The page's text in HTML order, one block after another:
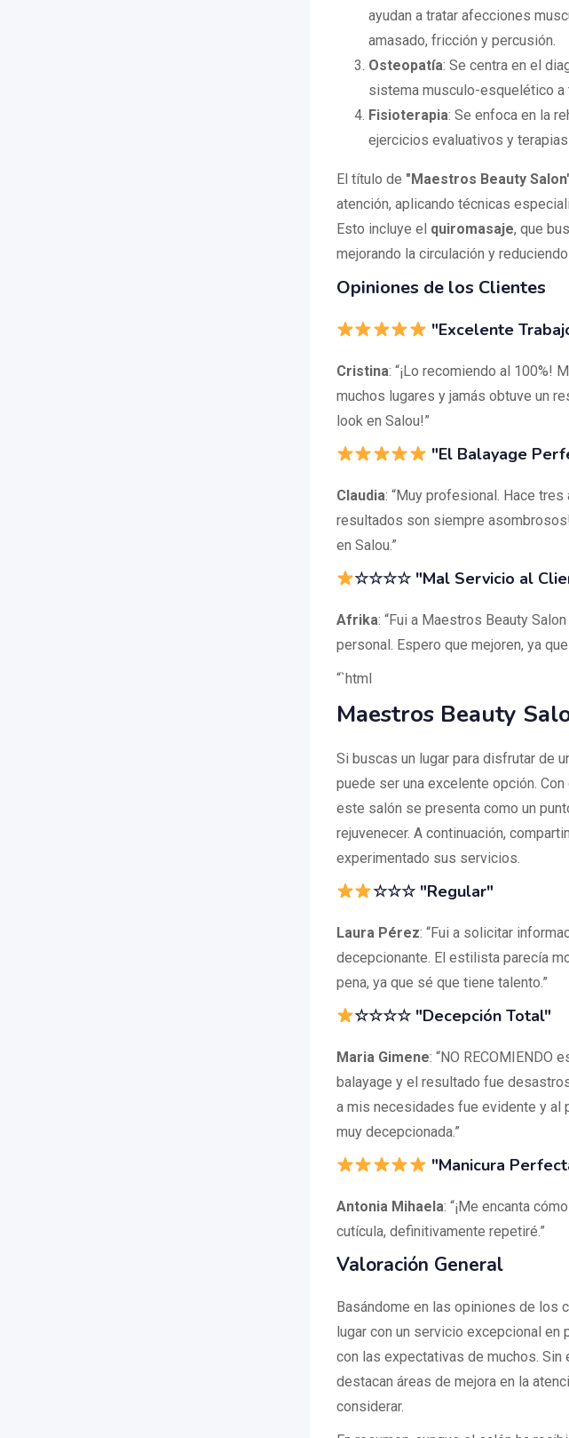
ayudan a tratar afecciones
amasado, fricción y percusión.
Osteopatía: Se centra en el
sistema musculo-esquelético a
Fisioterapia: Se enfoca en la
ejercicios evaluativos y terapias
El título de "Maestros Beauty
atención, aplicando técnicas
Esto incluye el quiromasaje, que
mejorando la circulación y
Opiniones de los Clientes
"Excelente
Cristina: “¡Lo recomiendo al 100%!
muchos lugares y jamás obtuve un
look en Salou!”
"El Balayage
Claudia: “Muy profesional. Hace tres
resultados son siempre
en Salou.”
☆☆☆☆ "Mal Servicio al
Afrika: “Fui a Maestros Beauty
personal. Espero que mejoren, ya
“`html
Maestros Beauty
Si buscas un lugar para disfrutar de
puede ser una excelente opción.
este salón se presenta como un
rejuvenecer. A continuación,
experimentado sus servicios.
☆☆☆ "Regular"
Laura Pérez: “Fui a solicitar
decepcionante. El estilista parecía
pena, ya que sé que tiene talento.”
☆☆☆☆ "Decepción Total"
Maria Gimene: “NO RECOMIENDO
balayage y el resultado fue
a mis necesidades fue evidente y al
muy decepcionada.”
"Manicura
Antonia Mihaela: “¡Me encanta
cutícula, definitivamente repetiré.”
Valoración General
Basándome en las opiniones de los
lugar con un servicio excepcional
con las expectativas de muchos. Sin
destacan áreas de mejora en la
considerar.